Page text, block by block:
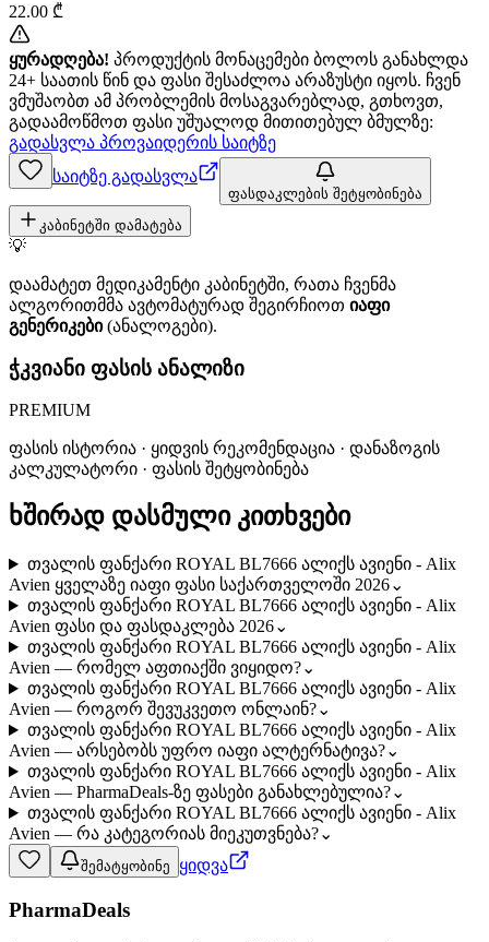
22.00 ₾
ყურადღება! პროდუქტის მონაცემები ბოლოს განახლდა
24+ საათის წინ და ფასი შესაძლოა არაზუსტი იყოს. ჩვენ
ვმუშაობთ ამ პრობლემის მოსაგვარებლად, გთხოვთ,
გადაამოწმოთ ფასი უშუალოდ მითითებულ ბმულზე:
გადასვლა პროვაიდერის საიტზე
საიტზე გადასვლა
ფასდაკლების შეტყობინება
კაბინეტში დამატება
💡
დაამატეთ მედიკამენტი კაბინეტში, რათა ჩვენმა
ალგორითმმა ავტომატურად შეგირჩიოთ იაფი
გენერიკები(ანალოგები).
ჭკვიანი ფასის ანალიზი
PREMIUM
ფასის ისტორია · ყიდვის რეკომენდაცია · დანაზოგის
კალკულატორი · ფასის შეტყობინება
ხშირად დასმული კითხვები
თვალის ფანქარი ROYAL BL7666 ალიქს ავიენი - Alix
Avien ყველაზე იაფი ფასი საქართველოში 2026⌄
თვალის ფანქარი ROYAL BL7666 ალიქს ავიენი - Alix
Avien ფასი და ფასდაკლება 2026⌄
თვალის ფანქარი ROYAL BL7666 ალიქს ავიენი - Alix
Avien — რომელ აფთიაქში ვიყიდო?⌄
თვალის ფანქარი ROYAL BL7666 ალიქს ავიენი - Alix
Avien — როგორ შევუკვეთო ონლაინ?⌄
თვალის ფანქარი ROYAL BL7666 ალიქს ავიენი - Alix
Avien — არსებობს უფრო იაფი ალტერნატივა?⌄
თვალის ფანქარი ROYAL BL7666 ალიქს ავიენი - Alix
Avien — PharmaDeals-ზე ფასები განახლებულია?⌄
თვალის ფანქარი ROYAL BL7666 ალიქს ავიენი - Alix
Avien — რა კატეგორიას მიეკუთვნება?⌄
შემატყობინე ყიდვა
PharmaDeals